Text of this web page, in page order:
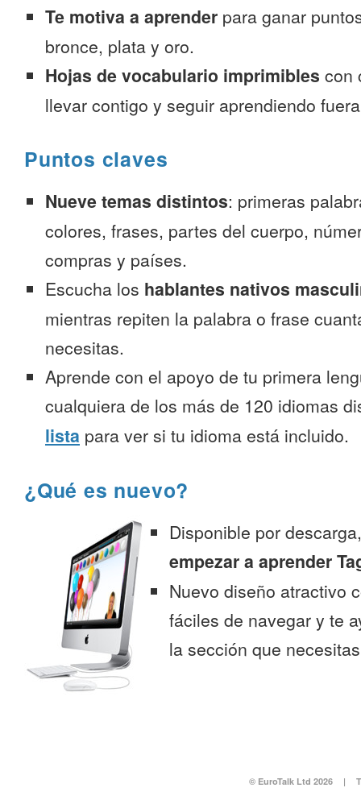
Te motiva a aprender para ganar
bronce, plata y oro.
Hojas de vocabulario imprimibles con
llevar contigo y seguir aprendiendo
Puntos claves
Nueve temas distintos: primeras
colores, frases, partes del cuerpo,
compras y países.
Escucha los hablantes nativos
mientras repiten la palabra o frase
necesitas.
Aprende con el apoyo de tu primera
cualquiera de los más de 120 idiomas
lista para ver si tu idioma está incluido.
¿Qué es nuevo?
Disponible por
empezar a aprender
Nuevo diseño atractivo
fáciles de navegar y te
la sección que
© EuroTalk Ltd 2026 |